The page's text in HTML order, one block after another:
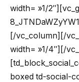
width= »1/
[/vc_column][/
width= »1/4″][/
boxed td-social-